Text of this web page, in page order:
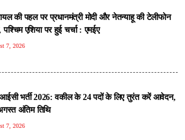
की पहल पर प्रधानमंत्री मोदी और नेतन्याहू की टेलीफोन
पश्चिम एशिया पर हुई चर्चा : एमईए
7, 2026
भर्ती 2026: वकील के 24 पदों के लिए तुरंत करें आवेदन,
अंतिम तिथि
7, 2026